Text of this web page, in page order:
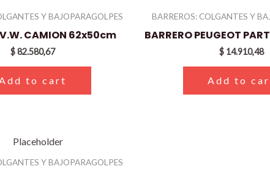
Y BAJOPARAGOLPES
V.W. CAMION 62x50cm
$82.580,67
to cart
BARREROS: COLGANTES Y
BARRERO PEUGEOT
$ 14.910,48
Add to
Y BAJOPARAGOLPES